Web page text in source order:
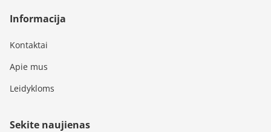
Informacija
Kontaktai
Apie mus
Leidykloms
Sekite naujienas